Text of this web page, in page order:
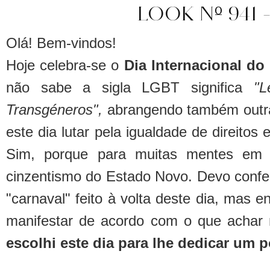
LOOK Nº 941
Olá! Bem-vindos!
Hoje celebra-se o Dia Internacional
não sabe a sigla LGBT significa
Transgéneros", abrangendo também
este dia lutar pela igualdade de direitos
Sim, porque para muitas mentes
cinzentismo do Estado Novo. Devo
"carnaval" feito à volta deste dia, mas
manifestar de acordo com o que
escolhi este dia para lhe dedicar um